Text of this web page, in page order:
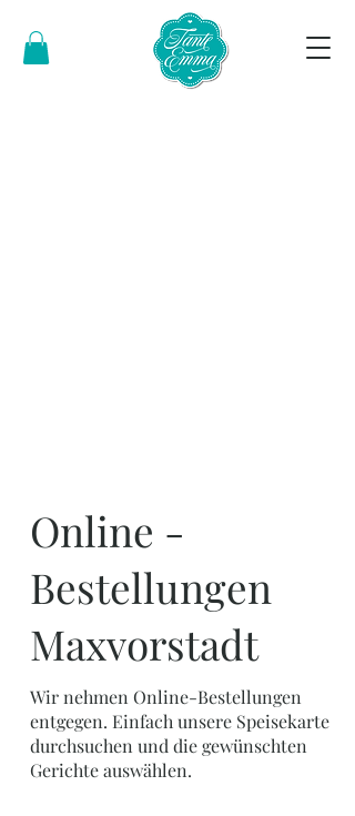
Online -
Bestellungen
Maxvorstadt
Wir nehmen Online-Bestellungen
entgegen. Einfach unsere Speisekarte
durchsuchen und die gewünschten
Gerichte auswählen.